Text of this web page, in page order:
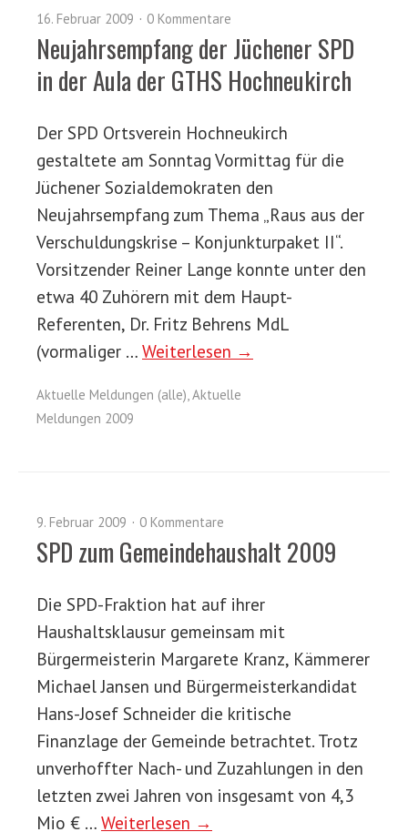
16. Februar 2009 0 Kommentare
Neujahrsempfang der Jüchener SPD
in der Aula der GTHS Hochneukirch
Der SPD Ortsverein Hochneukirch
gestaltete am Sonntag Vormittag für die
Jüchener Sozialdemokraten den
Neujahrsempfang zum Thema „Raus aus der
Verschuldungskrise – Konjunkturpaket II“.
Vorsitzender Reiner Lange konnte unter den
etwa 40 Zuhörern mit dem Haupt-
Referenten, Dr. Fritz Behrens MdL
(vormaliger … Weiterlesen →
Aktuelle Meldungen (alle),Aktuelle
Meldungen 2009
9. Februar 2009 0 Kommentare
SPD zum Gemeindehaushalt 2009
Die SPD-Fraktion hat auf ihrer
Haushaltsklausur gemeinsam mit
Bürgermeisterin Margarete Kranz, Kämmerer
Michael Jansen und Bürgermeisterkandidat
Hans-Josef Schneider die kritische
Finanzlage der Gemeinde betrachtet. Trotz
unverhoffter Nach- und Zuzahlungen in den
letzten zwei Jahren von insgesamt von 4,3
Mio € … Weiterlesen →